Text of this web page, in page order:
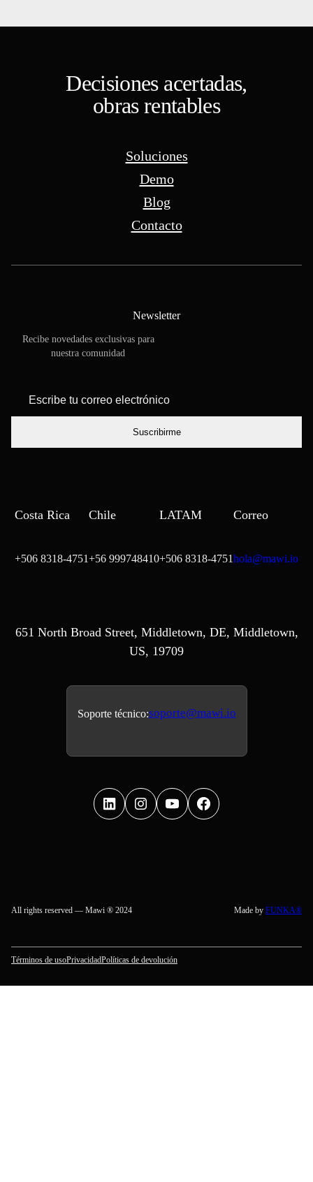
Decisiones acertadas,
obras rentables
Newsletter
Recibe novedades exclusivas para
nuestra comunidad
correo
Costa Rica
+506 8318-4751
Chile
+56 999748410
LATAM
+506 8318-4751
Correo
hola@mawi.io
651 North Broad Street, Middletown, DE, Middletown,
US, 19709
Soporte técnico:soporte@mawi.io
Soluciones
Demo
Blog
Contacto
All rights reserved — Mawi ® 2024
Términos de usoPrivacidadPolíticas de devolución
Made by FUNKA®